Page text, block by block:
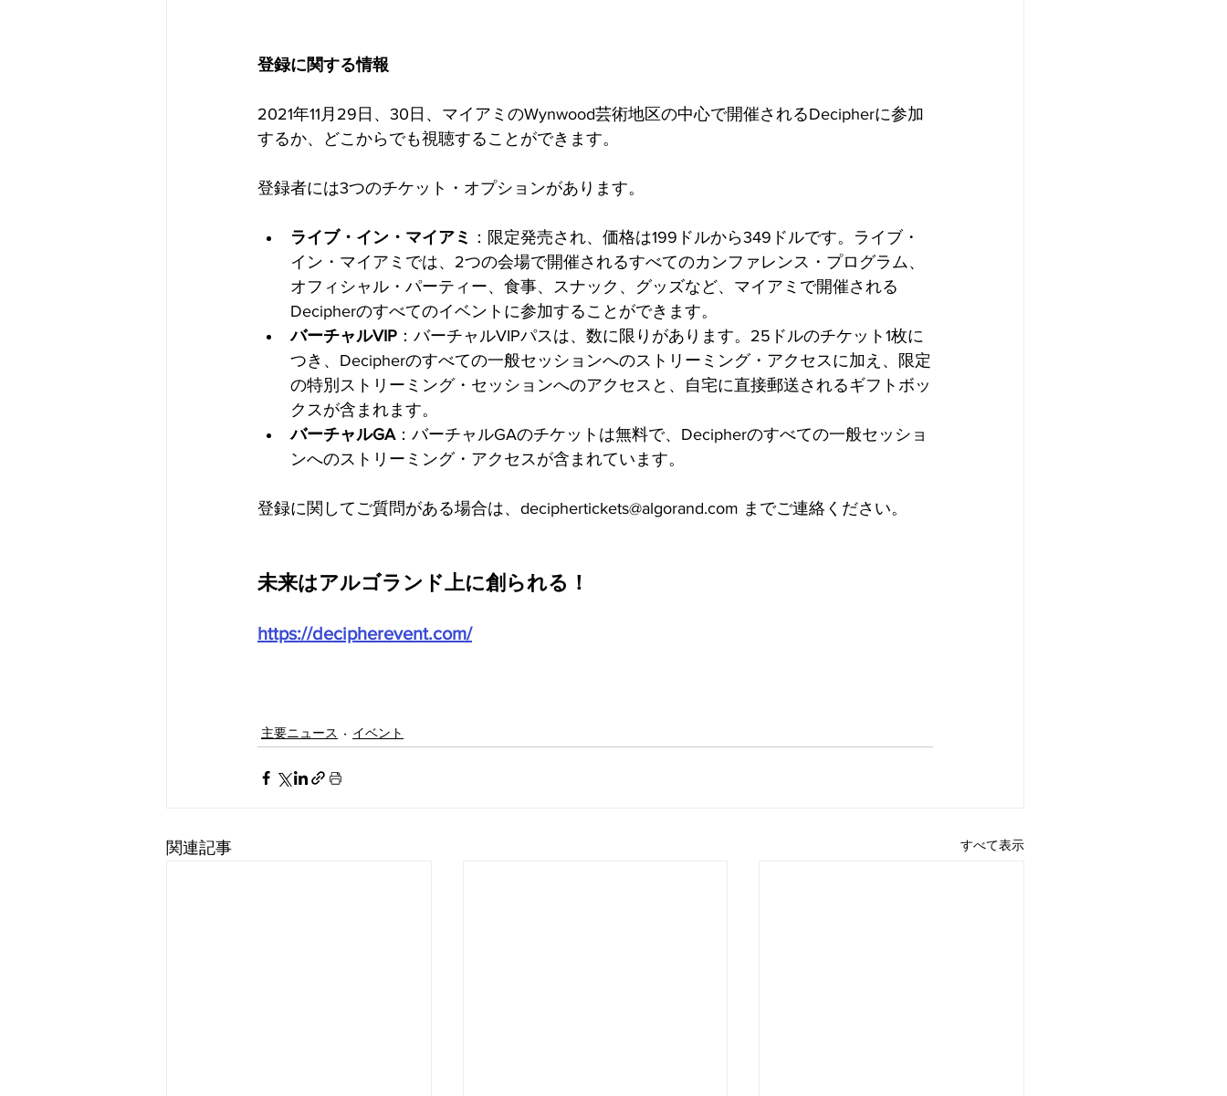
登録に関する情報
2021年11月29日、30日、マイアミのWynwood芸術地区の中心で開催されるDecipherに参加
するか、どこからでも視聴することができます。
登録者には3つのチケット・オプションがあります。
ライブ・イン・マイアミ ：限定発売され、価格は199ドルから349ドルです。ライブ・
イン・マイアミでは、2つの会場で開催されるすべてのカンファレンス・プログラム、
オフィシャル・パーティー、食事、スナック、グッズなど、マイアミで開催される
Decipherのすべてのイベントに参加することができます。
バーチャルVIP ：バーチャルVIPパスは、数に限りがあります。25ドルのチケット1枚に
つき、Decipherのすべての一般セッションへのストリーミング・アクセスに加え、限定
の特別ストリーミング・セッションへのアクセスと、自宅に直接郵送されるギフトボッ
クスが含まれます。
バーチャルGA：バーチャルGAのチケットは無料で、Decipherのすべての一般セッショ
ンへのストリーミング・アクセスが含まれています。
登録に関してご質問がある場合は、deciphertickets@algorand.com までご連絡ください。
未来はアルゴランド上に創られる！
https://decipherevent.com/
主要ニュース イベント
関連記事 すべて表示